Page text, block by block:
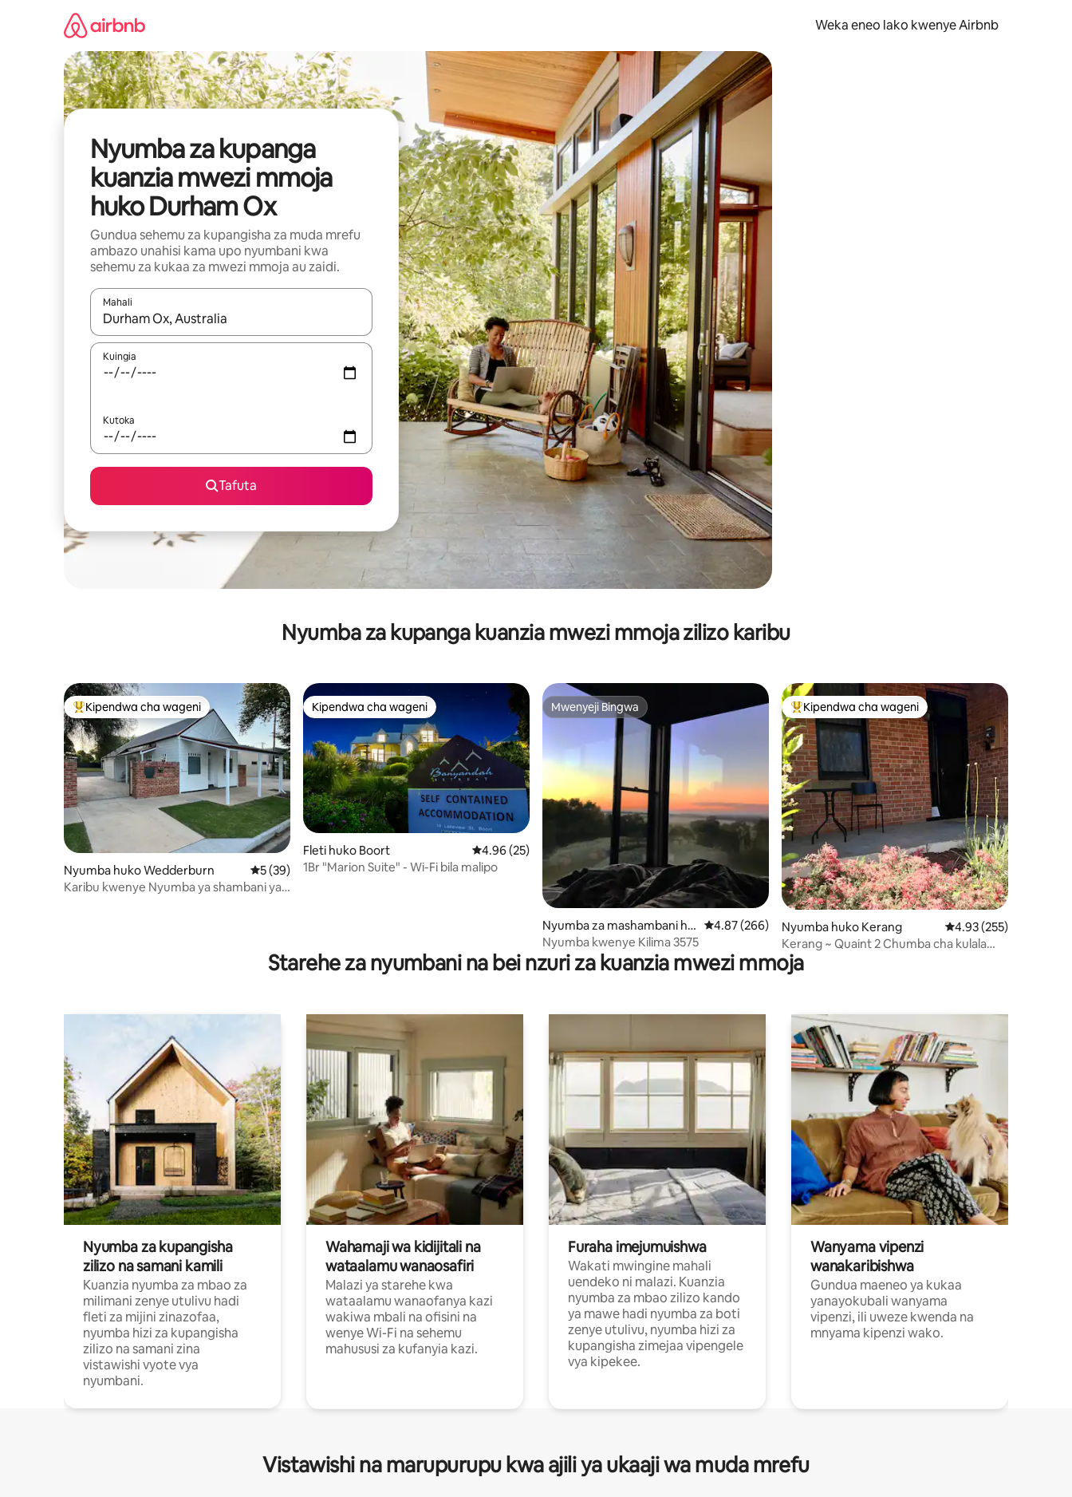
Weka eneo lako kwenye Airbnb
Nyumba za kupanga
kuanzia mwezi mmoja
huko Durham Ox
Gundua sehemu za kupangisha za muda mrefu
ambazo unahisi kama upo nyumbani kwa
sehemu za kukaa za mwezi mmoja au zaidi.
Mahali
Wakati matokeo yanapatikana, vinjari kwa kutumia vitufe vya vishale vya juu na chini au uchunguze kwa kugusa au kutelezesha kidole kwenye ishara.
Kuingia
Kutoka
Tafuta
Nyumba za kupanga kuanzia mwezi mmoja zilizo karibu
Kipendwa maarufu cha wageni
Kipendwa cha wageni
Nyumba huko Wedderburn Ukadiriaji wa wastani wa 5 kati ya 5, tathmini 39
5 (39)
Karibu kwenye Nyumba ya shambani ya
Kipendwa cha wageni
Kipendwa cha wageni
Fleti huko Boort Ukadiriaji wa wastani wa 4.96 kati ya 5, tathmini 25
4.96 (25)
1Br "Marion Suite" - Wi-Fi bila malipo
Mwenyeji Bingwa
Mwenyeji Bingwa
Nyumba za mashambani hu
ko Pyramid Hill
Ukadiriaji wa wastani wa 4.87 kati ya 5, tathmini 266
4.87 (266)
Nyumba kwenye Kilima 3575
Kipendwa maarufu cha wageni
Kipendwa cha wageni
Nyumba huko Kerang Ukadiriaji wa wastani
4.93 (255)
Kerang ~ Quaint 2 Chumba cha kulala
matofali nyumba ya matofali
Starehe za nyumbani na bei nzuri za kuanzia mwezi mmoja
Nyumba za kupangisha
zilizo na samani kamili
Kuanzia nyumba za mbao za
milimani zenye utulivu hadi
fleti za mijini zinazofaa,
nyumba hizi za kupangisha
zilizo na samani zina
vistawishi vyote vya
nyumbani.
Wahamaji wa kidijitali na
wataalamu wanaosafiri
Malazi ya starehe kwa
wataalamu wanaofanya kazi
wakiwa mbali na ofisini na
wenye Wi-Fi na sehemu
mahususi za kufanyia kazi.
Furaha imejumuishwa
Wakati mwingine mahali
uendeko ni malazi. Kuanzia
nyumba za mbao zilizo kando
ya mawe hadi nyumba za boti
zenye utulivu, nyumba hizi za
kupangisha zimejaa vipengele
vya kipekee.
Wanyama vipenzi
wanakaribishwa
Gundua maeneo ya kukaa
yanayokubali wanyama
vipenzi, ili uweze kwenda na
mnyama kipenzi wako.
Vistawishi na marupurupu kwa ajili ya ukaaji wa muda mrefu